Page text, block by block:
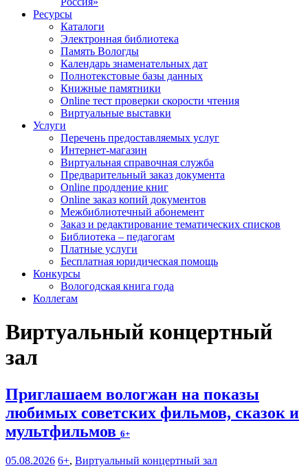
Ресурсы
Каталоги
Электронная библиотека
Память Вологды
Календарь знаменательных дат
Полнотекстовые базы данных
Книжные памятники
Online тест проверки скорости чтения
Виртуальные выставки
Услуги
Перечень предоставляемых услуг
Интернет-магазин
Виртуальная справочная служба
Предварительный заказ документа
Online продление книг
Online заказ копий документов
Межбиблиотечный абонемент
Заказ и редактирование тематических списков
Библиотека – педагогам
Платные услуги
Бесплатная юридическая помощь
Конкурсы
Вологодская книга года
Коллегам
Виртуальный концертный
зал
Приглашаем вологжан на показы
любимых советских фильмов, сказок и
мультфильмов 6+
05.08.2026 6+, Виртуальный концертный зал